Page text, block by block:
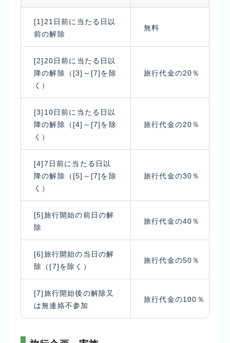
[1]21日前に当たる日以
前の解除
無料
[2]20日前に当たる日以
降の解除（[3]～[7]を除
く）
旅行代金の20％
[3]10日前に当たる日以
降の解除（[4]～[7]を除
く）
旅行代金の20％
[4]7日前に当たる日以
降の解除（[5]～[7]を除
く）
旅行代金の30％
[5]旅行開始の前日の解
除
旅行代金の40％
[6]旅行開始の当日の解
除（[7]を除く）
旅行代金の50％
[7]旅行開始後の解除又
は無連絡不参加
旅行代金の100％